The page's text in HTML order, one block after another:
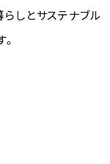
しとサステナブル